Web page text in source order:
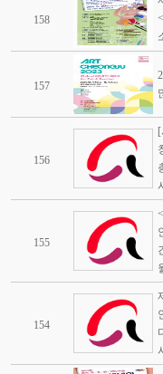
158
157
156
155
154